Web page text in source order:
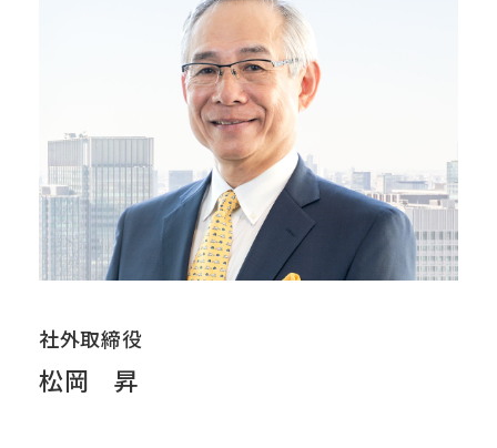
社外取締役
松岡 昇